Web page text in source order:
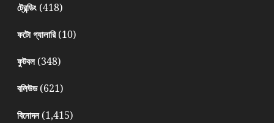
ট্রেন্ডিং(418)
ফটো গ্যালারি(10)
ফুটবল(348)
বলিউড(621)
বিনোদন(1,415)